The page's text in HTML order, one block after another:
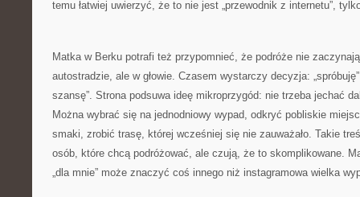
temu łatwiej uwierzyć, że to nie jest „przewodnik z internetu”,
Matka w Berku potrafi też przypomnieć, że podróże nie
autostradzie, ale w głowie. Czasem wystarczy decyzja:
szansę”. Strona podsuwa ideę mikroprzygód: nie trzeba jechać
Można wybrać się na jednodniowy wypad, odkryć pobliskie
smaki, zrobić trasę, której wcześniej się nie zauważało. Takie
osób, które chcą podróżować, ale czują, że to skomplikowane.
„dla mnie” może znaczyć coś innego niż instagramowa wielka